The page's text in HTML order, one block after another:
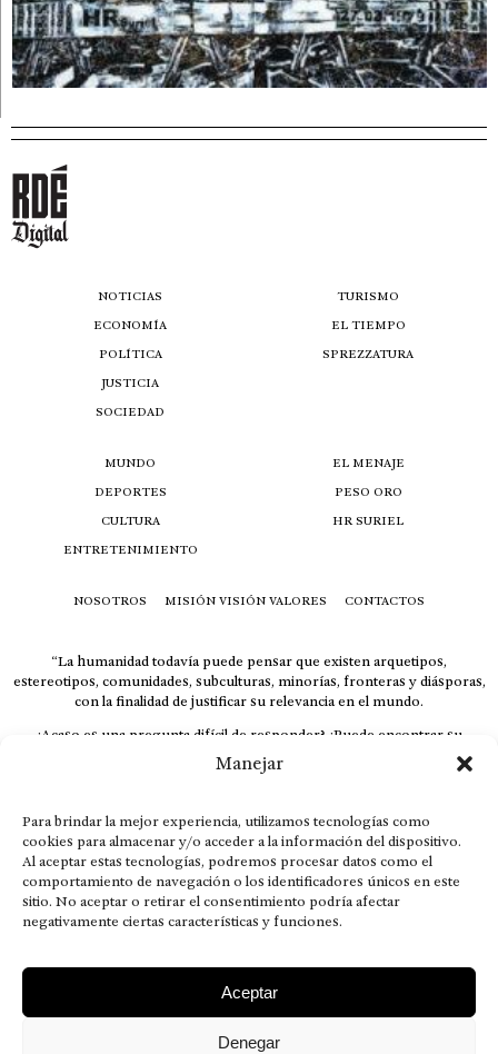
Manejar
Para brindar la mejor experiencia, utilizamos tecnologías como
cookies para almacenar y/o acceder a la información del dispositivo.
Al aceptar estas tecnologías, podremos procesar datos como el
comportamiento de navegación o los identificadores únicos en este
sitio. No aceptar o retirar el consentimiento podría afectar
negativamente ciertas características y funciones.
Aceptar
Denegar
NOTICIAS
ECONOMÍA
POLÍTICA
JUSTICIA
SOCIEDAD
TURISMO
EL TIEMPO
SPREZZATURA
MUNDO
DEPORTES
CULTURA
ENTRETENIMIENTO
EL MENAJE
PESO ORO
HR SURIEL
NOSOTROS MISIÓN VISIÓN VALORES CONTACTOS
“La humanidad todavía puede pensar que existen arquetipos,
estereotipos, comunidades, subculturas, minorías, fronteras y diásporas,
con la finalidad de justificar su relevancia en el mundo.
¿Acaso es una pregunta difícil de responder? ¿Puede encontrar su
respuesta al instante, otorgando al receptor cuestionado espacio y
velocidad suficiente para responder correctamente? De no ser así, el que
El concepto de familia no está limitado exclusivamente a la sangre; seres
que surgen en nuestro diario vivir suelen pesar más que los
emparentados. Más bien, el apego de estas dos versiones de seres
queridos mueve ideales provenientes de sus vivencias.
This is for nuestra gente.” – HRSuriel